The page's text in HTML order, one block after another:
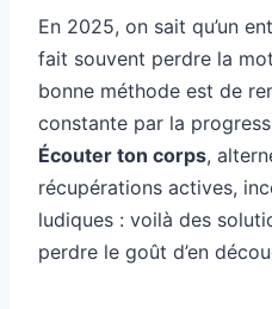
En 2025, on sait qu’un
fait souvent perdre la
bonne méthode est de
constante par la
Écouter ton corps,
récupérations actives,
ludiques : voilà des
perdre le goût d’en